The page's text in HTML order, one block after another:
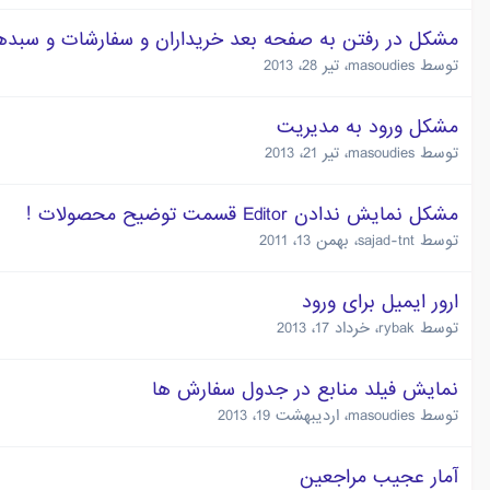
مشکل در رفتن به صفحه بعد خریداران و سفارشات و
توسط masoudies، تیر 28، 2013
مشکل ورود به مدیریت
توسط masoudies، تیر 21، 2013
مشکل نمایش ندادن Editor قسمت توضیح محصولات !
توسط sajad-tnt، بهمن 13، 2011
ارور ایمیل برای ورود
توسط rybak، خرداد 17، 2013
نمایش فیلد منابع در جدول سفارش ها
توسط masoudies، اردیبهشت 19، 2013
آمار عجیب مراجعین